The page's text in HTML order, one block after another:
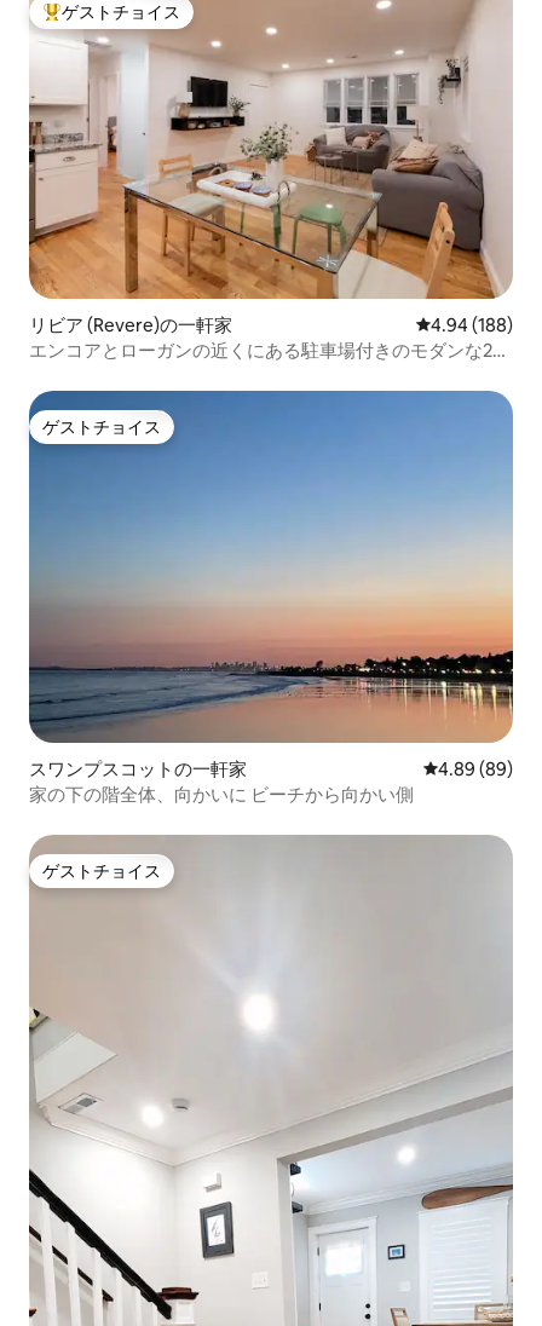
大好評のゲストチョイスです。
ゲストチョイス
リビア (Revere)の一軒家 レビュー188
4.94 (188)
エンコアとローガンの近くにある駐車場付きのモダンな2ベ
ゲストチョイス
ゲストチョイス
スワンプスコットの一軒家 レビュー89件
4.89 (89)
家の下の階全体、向かいに ビーチから向かい側
ゲストチョイス
ゲストチョイス